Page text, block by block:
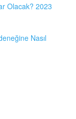
Olacak? 2023
Nasıl